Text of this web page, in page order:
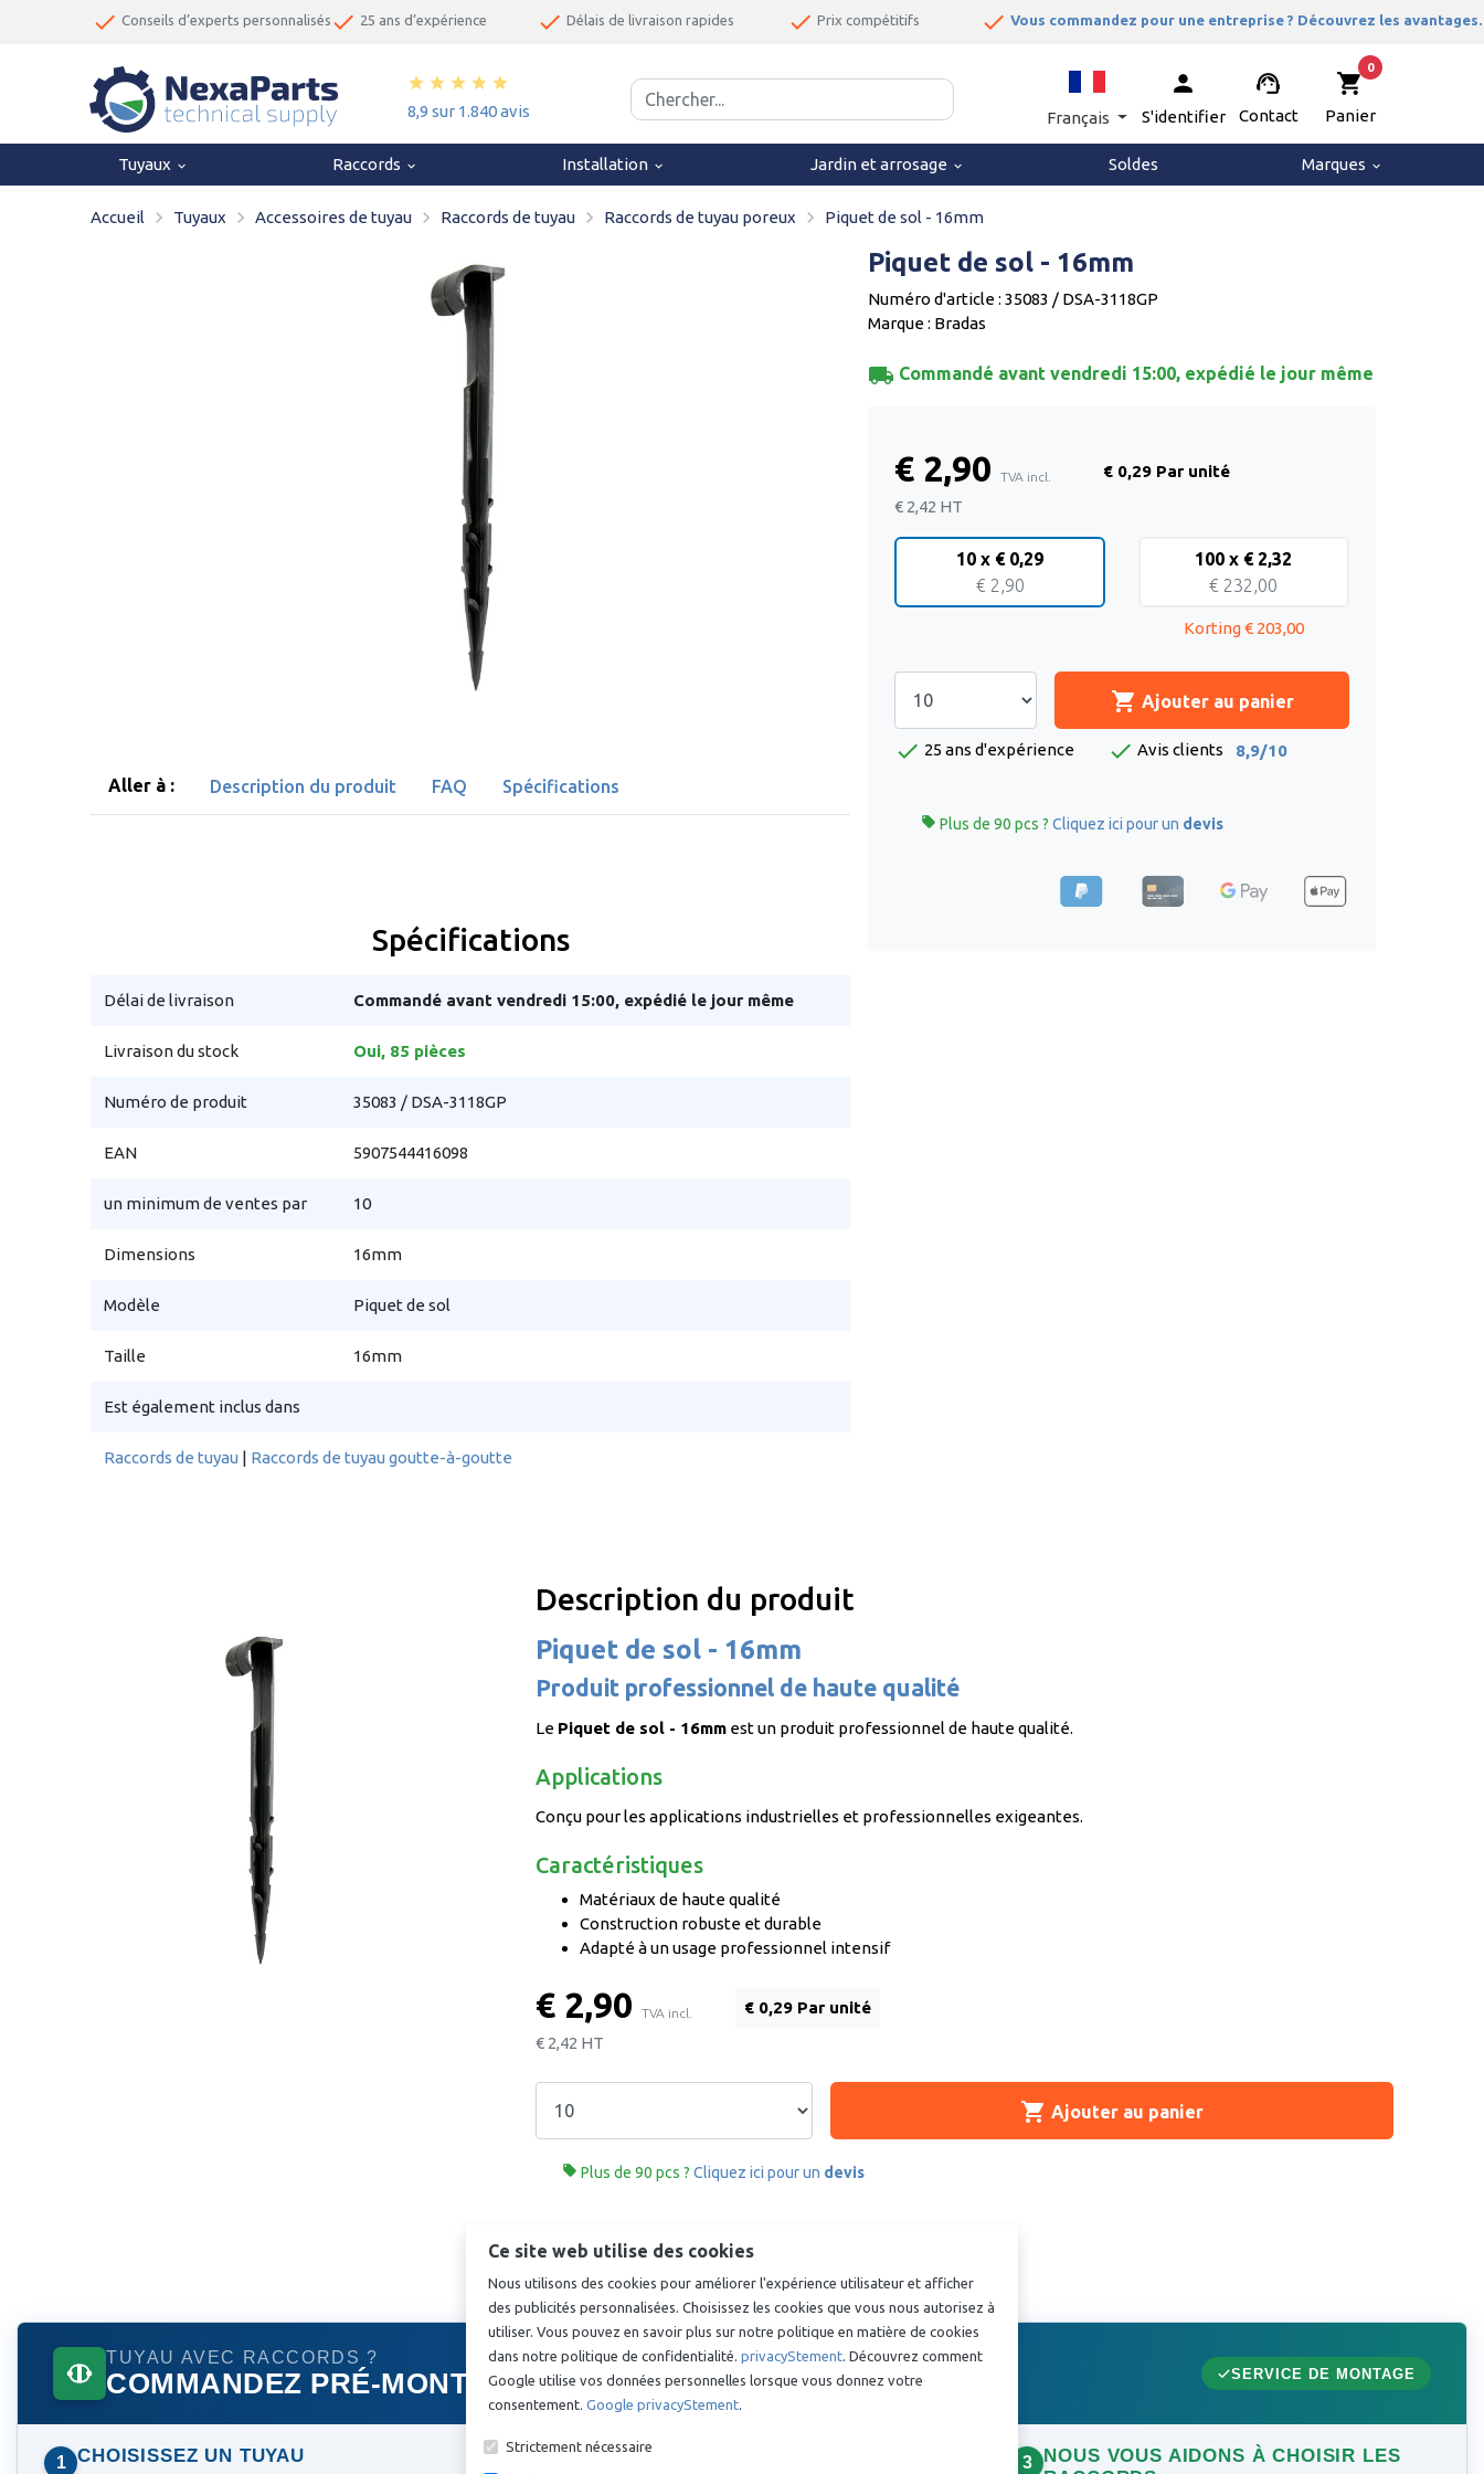
done Conseils d’experts personnalisés done 25 ans d’expérience done Délais de livraison rapides done Prix compétitifs done Vous commandez pour une entreprise ? Découvrez les avantages.
star star star star star
8,9 sur 1.840 avis Français
person
S'identifier
support_agent
Contact
shopping_cart
0
Panier
Tuyaux keyboard_arrow_down Raccords keyboard_arrow_down Installation keyboard_arrow_down Jardin et arrosage keyboard_arrow_down Soldes Marques keyboard_arrow_down
Accueil navigate_next Tuyaux navigate_next Accessoires de tuyau navigate_next Raccords de tuyau navigate_next Raccords de tuyau poreux navigate_next Piquet de sol - 16mm


Piquet de sol - 16mm
Numéro d'article : 35083 / DSA-3118GP
Marque : Bradas
local_shipping Commandé avant vendredi 15:00, expédié le jour même
€ 2,90TVA incl.
€ 2,42 HT
€ 0,29 Par unité
10 x € 0,29
€ 2,90
100 x € 2,32
€ 232,00
Korting € 203,00
shopping_cart Ajouter au panier
check 25 ans d'expérience check Avis clients 8,9/10
 Plus de 90 pcs ?Cliquez ici pour un devis
Aller à : Description du produit FAQ Spécifications
Spécifications
Délai de livraison Commandé avant vendredi 15:00, expédié le jour même
Livraison du stock Oui, 85 pièces
Numéro de produit 35083 / DSA-3118GP
EAN 5907544416098
un minimum de ventes par 10
Dimensions 16mm
Modèle Piquet de sol
Taille 16mm
Est également inclus dans
Raccords de tuyau | Raccords de tuyau goutte-à-goutte
Description du produit
Piquet de sol - 16mm
Produit professionnel de haute qualité
Le Piquet de sol - 16mm est un produit professionnel de haute qualité.
Applications
Conçu pour les applications industrielles et professionnelles exigeantes.
Caractéristiques
Matériaux de haute qualité
Construction robuste et durable
Adapté à un usage professionnel intensif
€ 2,90TVA incl.
€ 2,42 HT
€ 0,29 Par unité
shopping_cart Ajouter au panier
 Plus de 90 pcs ?Cliquez ici pour un devis
TUYAU AVEC RACCORDS ?
COMMANDEZ PRÉ-MONTÉ ! SERVICE DE MONTAGE
1 CHOISISSEZ UN TUYAU DEMANDEZ PRÉ-MONTÉ 3
NOUS VOUS AIDONS À CHOISIR LES
Ce site web utilise des cookies
Nous utilisons des cookies pour améliorer l'expérience utilisateur et afficher
des publicités personnalisées. Choisissez les cookies que vous nous autorisez à
utiliser. Vous pouvez en savoir plus sur notre politique en matière de cookies
dans notre politique de confidentialité. privacyStement. Découvrez comment
Google utilise vos données personnelles lorsque vous donnez votre
consentement. Google privacyStement.
Strictement nécessaire